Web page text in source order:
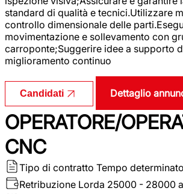
standard di qualità e tecnici.Utilizzare
controllo dimensionale delle
movimentazione e sollevamento con
carroponte;Suggerire idee a supporto
miglioramento continuo
Candidati Dettaglio
OPERATORE/
CNC
Tipo di contratto Tempo determinato
Retribuzione Lorda 25000 - 28000